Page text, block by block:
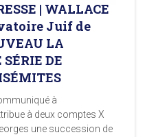
| WALLACE
Juif de
LA
DE
à
à deux comptes X
une succession de